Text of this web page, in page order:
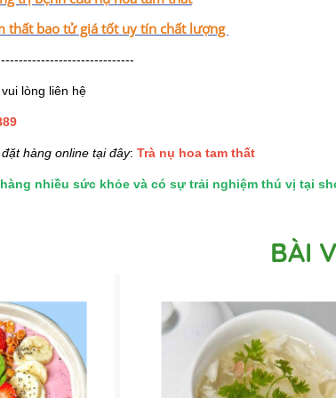
thất bao tử giá tốt uy tín chất lượng
lòng liên hệ
hàng online tại đây: Trà nụ hoa tam thất
nhiều sức khỏe và có sự trải nghiệm thú vị tại
BÀI